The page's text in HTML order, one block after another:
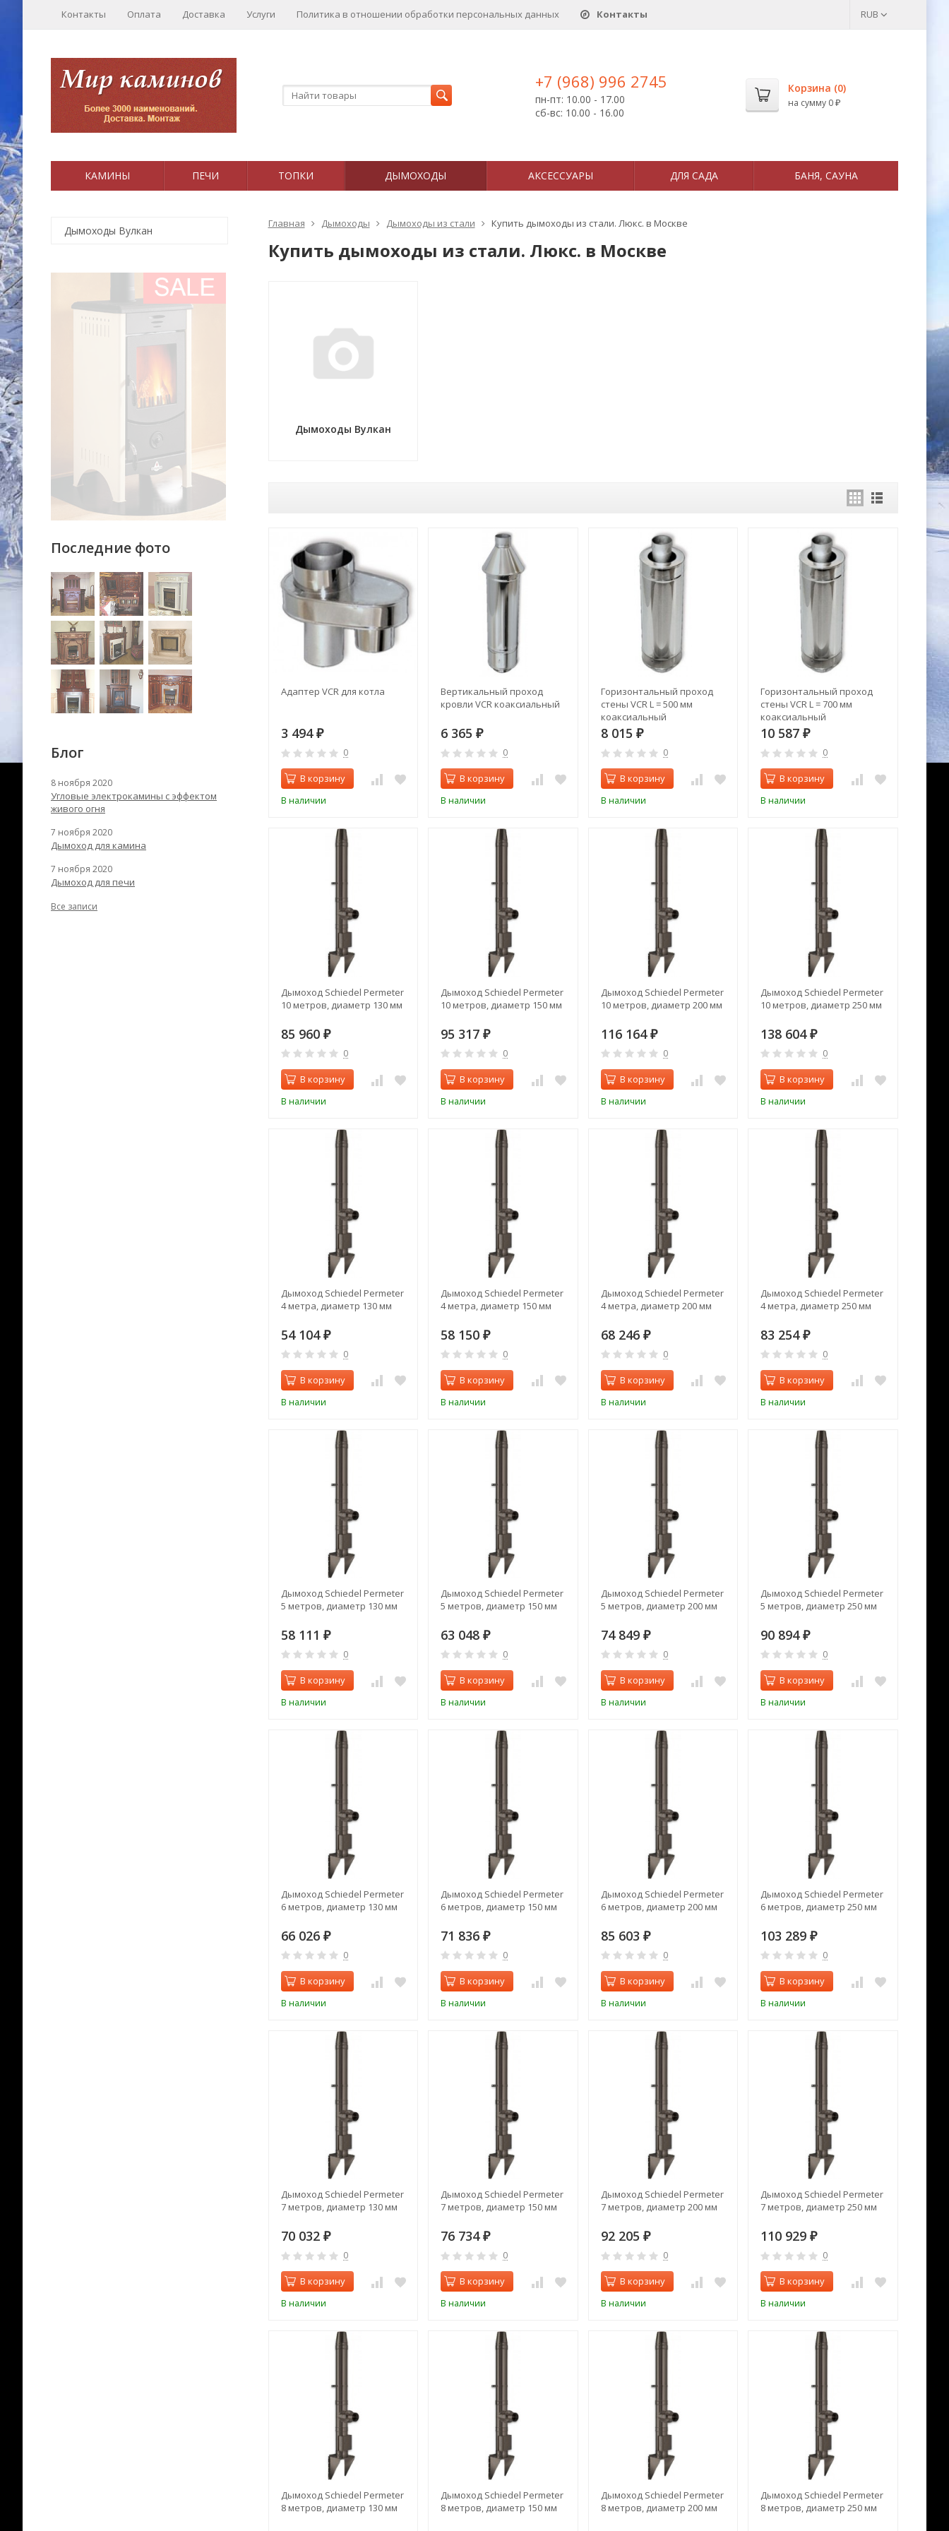
Контакты Оплата Доставка Услуги Политика в отношении обработки персональных данныx Контакты RUB
+7 (968) 996 2745
пн-пт: 10.00 - 17.00
сб-вс: 10.00 - 16.00
Корзина (0)
на сумму 0 ₽
КАМИНЫ ПЕЧИ ТОПКИ ДЫМОХОДЫ АКСЕССУАРЫ ДЛЯ САДА БАНЯ, САУНА
Главная Дымоходы Дымоходы из стали Купить дымоходы из стали. Люкс. в Москве
Купить дымоходы из стали. Люкс. в Москве
Дымоходы Вулкан
Адаптер VCR для котла
3 494 ₽
0
В корзину
В наличии
Вертикальный проход
кровли VCR коаксиальный
6 365₽
0
В корзину
В наличии
Горизонтальный проход
стены VCR L = 500 мм
коаксиальный
8 015 ₽
0
В корзину
В наличии
Горизонтальный проход
стены VCR L = 700 мм
коаксиальный
10 587₽
0
В корзину
В наличии
Дымоход Schiedel Permeter
10 метров, диаметр 130 мм
85 960 ₽
0
В корзину
В наличии
Дымоход Schiedel Permeter
10 метров, диаметр 150 мм
95 317₽
0
В корзину
В наличии
Дымоход Schiedel Permeter
10 метров, диаметр 200 мм
116 164 ₽
0
В корзину
В наличии
Дымоход Schiedel Permeter
10 метров, диаметр 250 мм
138 604₽
0
В корзину
В наличии
Дымоход Schiedel Permeter
4 метра, диаметр 130 мм
54 104 ₽
0
В корзину
В наличии
Дымоход Schiedel Permeter
4 метра, диаметр 150 мм
58 150₽
0
В корзину
В наличии
Дымоход Schiedel Permeter
4 метра, диаметр 200 мм
68 246 ₽
0
В корзину
В наличии
Дымоход Schiedel Permeter
4 метра, диаметр 250 мм
83 254₽
0
В корзину
В наличии
Дымоход Schiedel Permeter
5 метров, диаметр 130 мм
58 111 ₽
0
В корзину
В наличии
Дымоход Schiedel Permeter
5 метров, диаметр 150 мм
63 048₽
0
В корзину
В наличии
Дымоход Schiedel Permeter
5 метров, диаметр 200 мм
74 849 ₽
0
В корзину
В наличии
Дымоход Schiedel Permeter
5 метров, диаметр 250 мм
90 894₽
0
В корзину
В наличии
Дымоход Schiedel Permeter
6 метров, диаметр 130 мм
66 026 ₽
0
В корзину
В наличии
Дымоход Schiedel Permeter
6 метров, диаметр 150 мм
71 836₽
0
В корзину
В наличии
Дымоход Schiedel Permeter
6 метров, диаметр 200 мм
85 603 ₽
0
В корзину
В наличии
Дымоход Schiedel Permeter
6 метров, диаметр 250 мм
103 289₽
0
В корзину
В наличии
Дымоход Schiedel Permeter
7 метров, диаметр 130 мм
70 032 ₽
0
В корзину
В наличии
Дымоход Schiedel Permeter
7 метров, диаметр 150 мм
76 734₽
0
В корзину
В наличии
Дымоход Schiedel Permeter
7 метров, диаметр 200 мм
92 205 ₽
0
В корзину
В наличии
Дымоход Schiedel Permeter
7 метров, диаметр 250 мм
110 929₽
0
В корзину
В наличии
Дымоход Schiedel Permeter
8 метров, диаметр 130 мм
Дымоход Schiedel Permeter
8 метров, диаметр 150 мм
Дымоход Schiedel Permeter
8 метров, диаметр 200 мм
Дымоход Schiedel Permeter
8 метров, диаметр 250 мм
Дымоходы Вулкан
Последние фото
Блог
8 ноября 2020
Угловые электрокамины с эффектом
живого огня
7 ноября 2020
Дымоход для камина
7 ноября 2020
Дымоход для печи
Все записи